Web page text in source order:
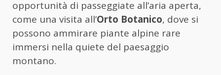
opportunità di passeggiate all’aria aperta,
come una visita all’Orto Botanico, dove si
possono ammirare piante alpine rare
immersi nella quiete del paesaggio
montano.